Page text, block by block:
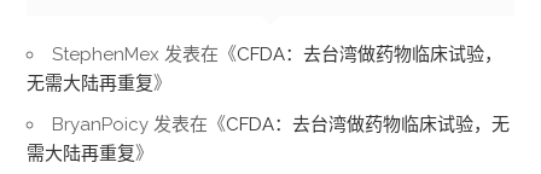
StephenMex 发表在《CFDA：去台湾做药物临床试验，
无需大陆再重复》
BryanPoicy 发表在《CFDA：去台湾做药物临床试验，无
需大陆再重复》